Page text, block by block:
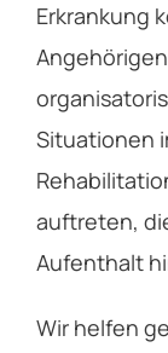
Erkrankung
Situationen
auftreten,
Aufenthalt
Wir helfen